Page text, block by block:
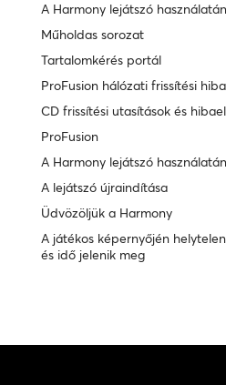
A Harmony lejátszó
Műholdas sorozat
Tartalomkérés portál
ProFusion hálózati frissítési
CD frissítési utasítások és
ProFusion
A Harmony lejátszó
A lejátszó újraindítása
Üdvözöljük a Harmony
A játékos képernyőjén
és idő jelenik meg